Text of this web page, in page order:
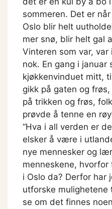
sommeren. Det er
Oslo blir helt
mer snø, blir helt gal
Vinteren som var, var
nok. En gang i januar
kjøkkenvinduet mitt,
gikk på gaten og
på trikken og frøs,
prøvde å tenne en
“Hva i all verden er
elsker å være i
nye mennesker og
menneskene,
i Oslo da? Derfor har
utforske
se om det finnes